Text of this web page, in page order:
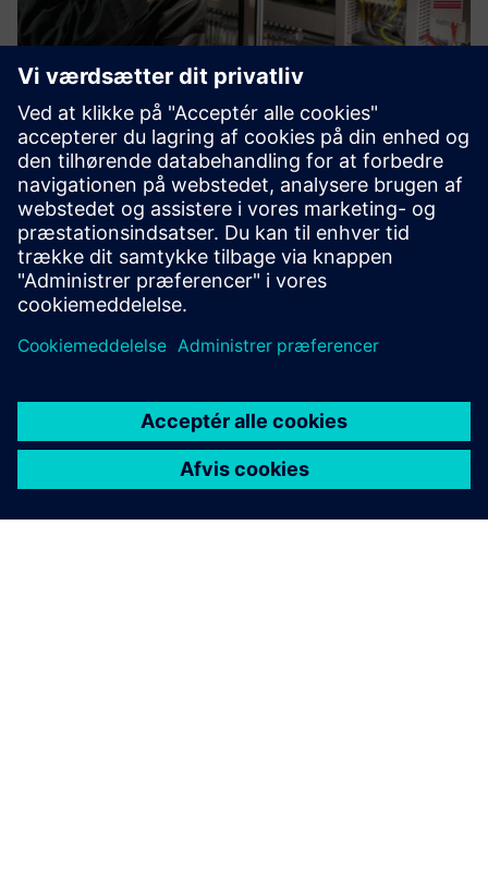
IoT Starter Services and Business
IoT Connect
Uanset om det er smarte bygninger, smarte maskiner eller
miljøsensorer — vi hjælper dig med at forbinde alle dine
IoT-enheder hurtigt og nemt.
Få mere at vide